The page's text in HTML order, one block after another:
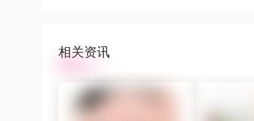
相关资讯